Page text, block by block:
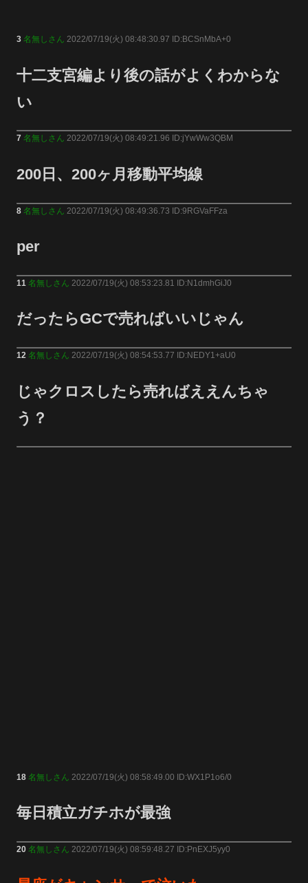
3 名無しさん 2022/07/19(火) 08:48:30.97 ID:BCSnMbA+0
十二支宮編より後の話がよくわからな
い
7 名無しさん 2022/07/19(火) 08:49:21.96 ID:jYwWw3QBM
200日、200ヶ月移動平均線
8 名無しさん 2022/07/19(火) 08:49:36.73 ID:9RGVaFFza
per
11 名無しさん 2022/07/19(火) 08:53:23.81 ID:N1dmhGiJ0
だったらGCで売ればいいじゃん
12 名無しさん 2022/07/19(火) 08:54:53.77 ID:NEDY1+aU0
じゃクロスしたら売ればええんちゃ
う？
18 名無しさん 2022/07/19(火) 08:58:49.00 ID:WX1P1o6/0
毎日積立ガチホが最強
20 名無しさん 2022/07/19(火) 08:59:48.27 ID:PnEXJ5yy0